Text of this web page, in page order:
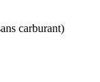
carburant)